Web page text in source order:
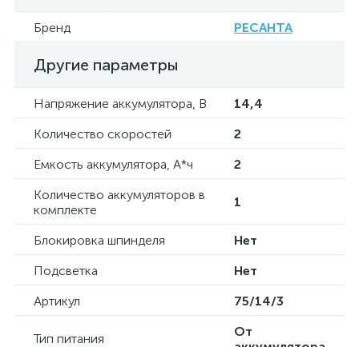
Бренд РЕСАНТА
Другие параметры
Напряжение аккумулятора, В
14,4
Количество скоростей
2
Емкость аккумулятора, А*ч
2
Количество аккумуляторов в
комплекте
1
Блокировка шпинделя
Нет
Подсветка
Нет
Артикул
75/14/3
Тип питания
От